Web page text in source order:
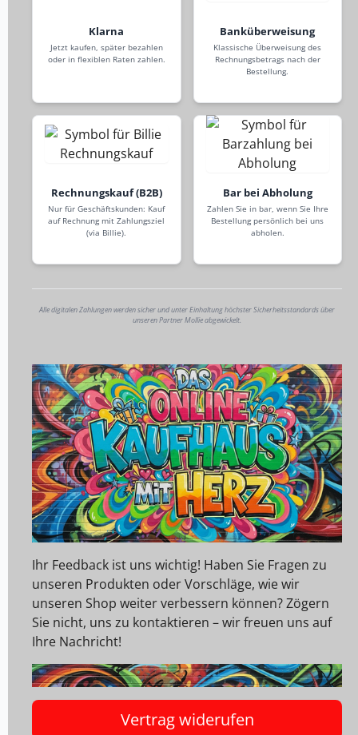
Klarna
Jetzt kaufen, später bezahlen
oder in flexiblen Raten zahlen.
Banküberweisung
Klassische Überweisung des
Rechnungsbetrags nach der
Bestellung.
Rechnungskauf (B2B)
Nur für Geschäftskunden: Kauf
auf Rechnung mit Zahlungsziel
(via Billie).
Bar bei Abholung
Zahlen Sie in bar, wenn Sie Ihre
Bestellung persönlich bei uns
abholen.
Alle digitalen Zahlungen werden sicher und unter Einhaltung höchster Sicherheitsstandards über
unseren Partner Mollie abgewickelt.
Ihr Feedback ist uns wichtig! Haben Sie Fragen zu
unseren Produkten oder Vorschläge, wie wir
unseren Shop weiter verbessern können? Zögern
Sie nicht, uns zu kontaktieren – wir freuen uns auf
Ihre Nachricht!
Vertrag widerufen